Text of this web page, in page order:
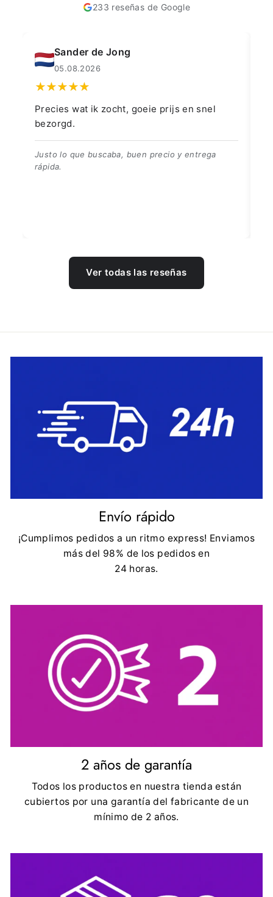
233 reseñas de Google
Muahmmet Karadag
04.08.2026
👍👍👍👌
👍👍👍👌
Ver todas las reseñas
Envío rápido
¡Cumplimos pedidos a un ritmo express! Enviamos
más del 98% de los pedidos en
24 horas.
2 años de garantía
Todos los productos en nuestra tienda están
cubiertos por una garantía del fabricante de un
mínimo de 2 años.